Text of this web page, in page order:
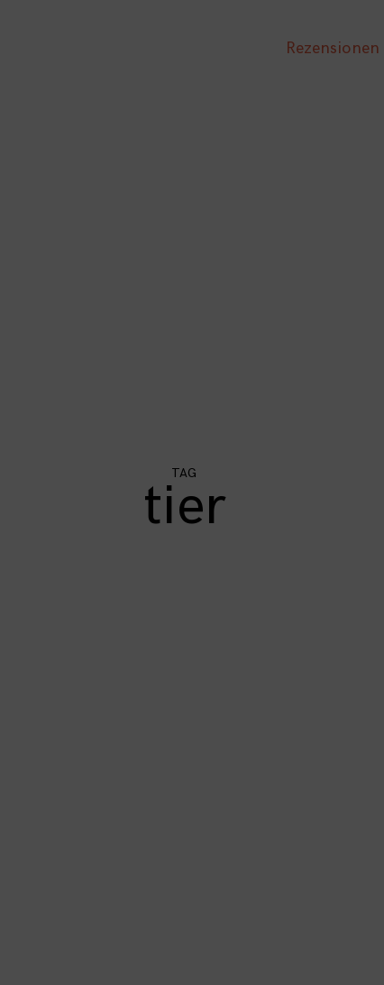
Rezensionen
TAG
tier